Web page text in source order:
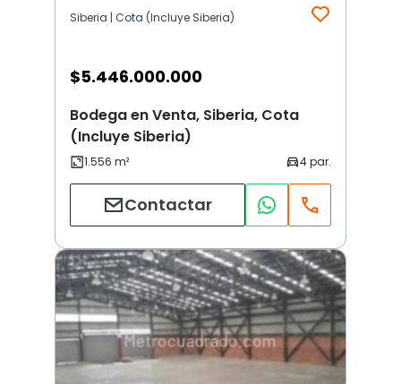
Siberia | Cota (Incluye Siberia)
$5.446.000.000
Bodega en Venta, Siberia, Cota
(Incluye Siberia)
Contactar